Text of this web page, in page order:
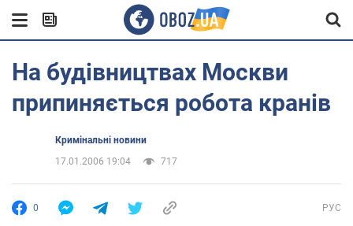
На будівництвах Москви
припиняється робота кранів
Кримінальні новини
17.01.2006 19:04
717
0 РУС